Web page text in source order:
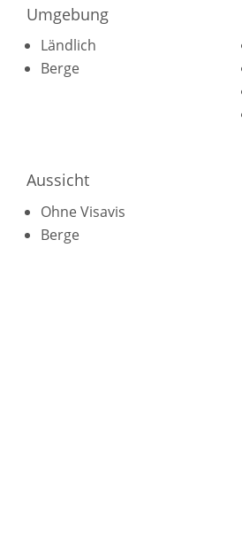
Umgebung
Ländlich
Berge
Aussicht
Ohne Visavis
Berge